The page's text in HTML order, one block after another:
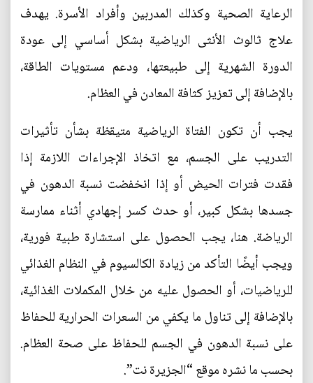
الرعاية الصحية وكذلك المدربين وأفراد الأسرة. يهدف
علاج ثالوث الأنثى الرياضية بشكل أساسي إلى عودة
الدورة الشهرية إلى طبيعتها، ودعم مستويات الطاقة،
بالإضافة إلى تعزيز كثافة المعادن في العظام.
يجب أن تكون الفتاة الرياضية متيقظة بشأن تأثيرات
التدريب على الجسم، مع اتخاذ الإجراءات اللازمة إذا
فقدت فترات الحيض أو إذا انخفضت نسبة الدهون في
جسدها بشكل كبير، أو حدث كسر إجهادي أثناء ممارسة
الرياضة. هنا، يجب الحصول على استشارة طبية فورية،
ويجب أيضًا التأكد من زيادة الكالسيوم في النظام الغذائي
للرياضيات، أو الحصول عليه من خلال المكملات الغذائية،
بالإضافة إلى تناول ما يكفي من السعرات الحرارية للحفاظ
على نسبة الدهون في الجسم للحفاظ على صحة العظام.
بحسب ما نشره موقع “الجزيرة نت”.